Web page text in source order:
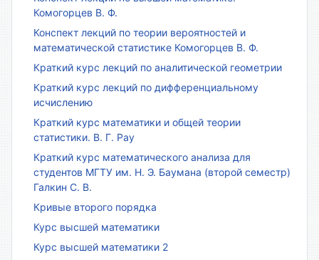
Комогорцев В. Ф.
Конспект лекций по теории вероятностей и
математической статистике Комогорцев В. Ф.
Краткий курс лекций по аналитической геометрии
Краткий курс лекций по дифференциальному
исчислению
Краткий курс математики и общей теории
статистики. В. Г. Рау
Краткий курс математического анализа для
студентов МГТУ им. Н. Э. Баумана (второй семестр)
Галкин С. В.
Кривые второго порядка
Курс высшей математики
Курс высшей математики 2